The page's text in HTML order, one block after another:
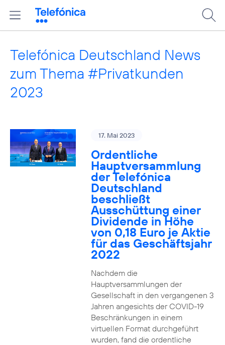
Telefónica Deutschland News
zum Thema #Privatkunden
2023
17. Mai 2023
Ordentliche
Hauptversammlung
der Telefónica
Deutschland
beschließt
Ausschüttung einer
Dividende in Höhe
von 0,18 Euro je Aktie
für das Geschäftsjahr
2022
Nachdem die
Hauptversammlungen der
Gesellschaft in den vergangenen 3
Jahren angesichts der COVID-19
Beschränkungen in einem
virtuellen Format durchgeführt
wurden, fand die ordentliche